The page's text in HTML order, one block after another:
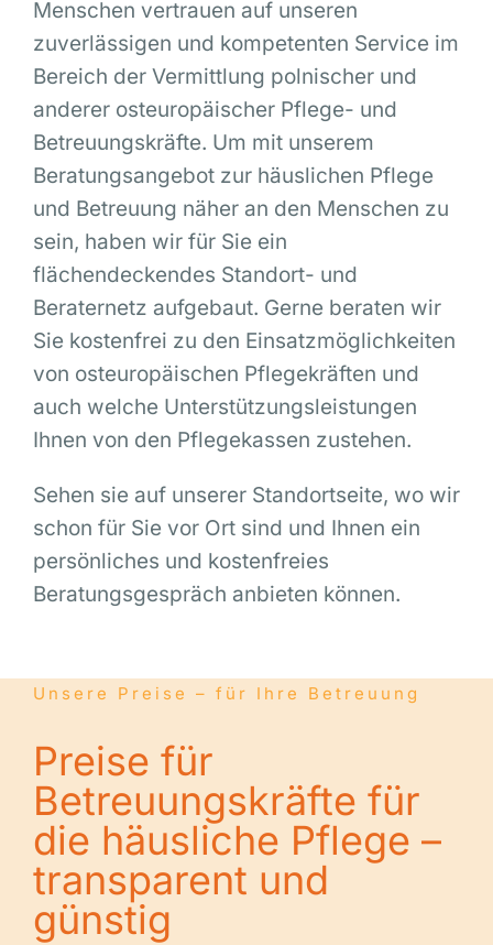
Menschen vertrauen auf unseren
zuverlässigen und kompetenten Service im
Bereich der Vermittlung polnischer und
anderer osteuropäischer Pflege- und
Betreuungskräfte. Um mit unserem
Beratungsangebot zur häuslichen Pflege
und Betreuung näher an den Menschen zu
sein, haben wir für Sie ein
flächendeckendes Standort- und
Beraternetz aufgebaut. Gerne beraten wir
Sie kostenfrei zu den Einsatzmöglichkeiten
von osteuropäischen Pflegekräften und
auch welche Unterstützungsleistungen
Ihnen von den Pflegekassen zustehen.
Sehen sie auf unserer Standortseite, wo wir
schon für Sie vor Ort sind und Ihnen ein
persönliches und kostenfreies
Beratungsgespräch anbieten können.
Unsere Preise – für Ihre Betreuung
Preise für
Betreuungskräfte für
die häusliche Pflege –
transparent und
günstig